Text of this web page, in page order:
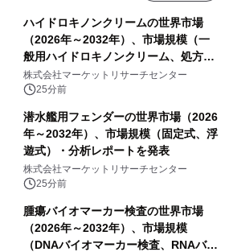
ハイドロキノンクリームの世界市場
（2026年～2032年）、市場規模（一
般用ハイドロキノンクリーム、処方用
ハイドロキノンクリーム）・分析レポ
ートを発表
株式会社マーケットリサーチセンター
25分前
潜水艦用フェンダーの世界市場（2026
年～2032年）、市場規模（固定式、浮
遊式）・分析レポートを発表
株式会社マーケットリサーチセンター
25分前
腫瘍バイオマーカー検査の世界市場
（2026年～2032年）、市場規模
（DNAバイオマーカー検査、RNAバイ